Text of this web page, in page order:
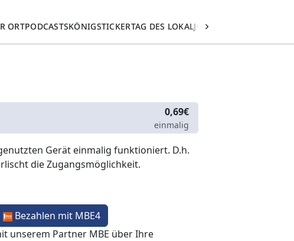
ORTPODCASTSKÖNIGSTICKERTAG DES LOKALJOURNALISMUS
0,69€
einmalig
Gerät einmalig funktioniert. D.h.
die Zugangsmöglichkeit.
Bezahlen mit MBE4
unserem Partner MBE über Ihre